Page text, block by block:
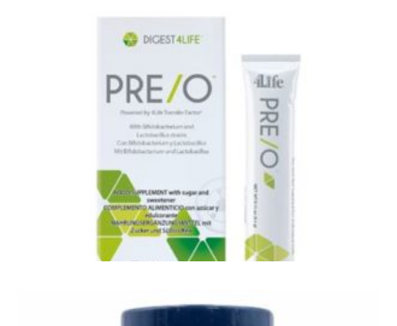
4Life MalePro - urinewegen - prostaat -
endocrine systeem